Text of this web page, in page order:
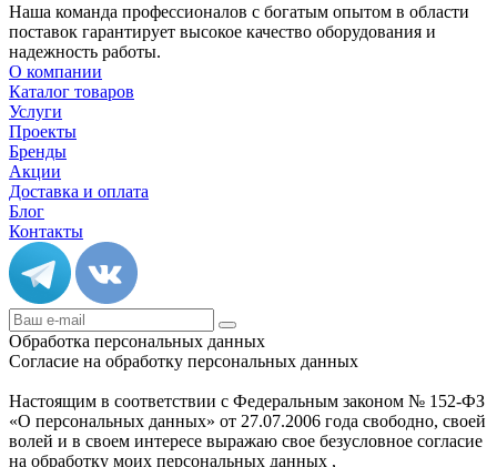
Наша команда профессионалов с богатым опытом в области
поставок гарантирует высокое качество оборудования и
надежность работы.
О компании
Каталог товаров
Услуги
Проекты
Бренды
Акции
Доставка и оплата
Блог
Контакты
Обработка персональных данных
Согласие на обработку персональных данных
Настоящим в соответствии с Федеральным законом № 152-ФЗ
«О персональных данных» от 27.07.2006 года свободно, своей
волей и в своем интересе выражаю свое безусловное согласие
на обработку моих персональных данных ,